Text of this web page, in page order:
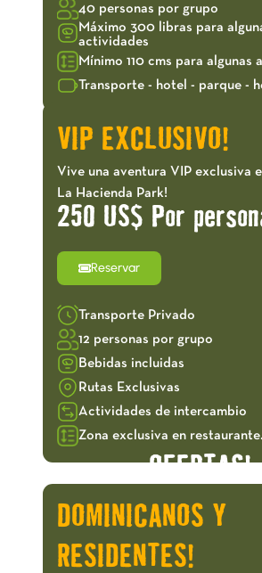
40 personas por grupo
Máximo 300 libras para
actividades
Mínimo 110 cms para algunas
Transporte - hotel - parque -
VIP EXCLUSIVO!
Vive una aventura VIP exclusiva
La Hacienda Park!
250 US$ Por
Reservar
Transporte Privado
12 personas por grupo
Bebidas incluidas
Rutas Exclusivas
Actividades de intercambio
Zona exclusiva en restaurante.
OFERTAS!
DOMINICANOS Y
RESIDENTES!